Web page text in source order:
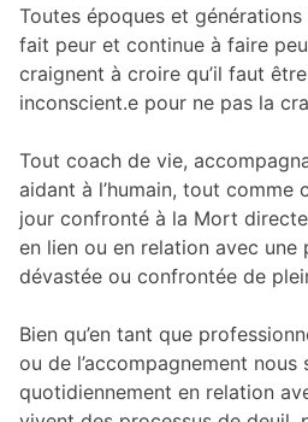
Toutes époques et
fait peur et continue à faire
craignent à croire qu’il faut
inconscient.e pour ne pas la
Tout coach de vie,
aidant à l’humain, tout comme
jour confronté à la Mort
en lien ou en relation avec une
dévastée ou confrontée de
Bien qu’en tant que
ou de l’accompagnement nous
quotidiennement en relation